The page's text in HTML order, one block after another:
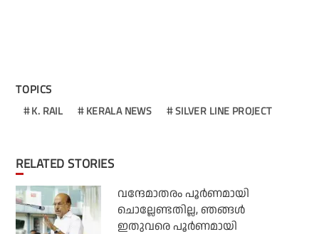
TOPICS
K. RAIL KERALA NEWS SILVER LINE PROJECT
RELATED STORIES
വന്ദേമാതരം പൂര്‍ണമായി
ചൊല്ലേണ്ടതില്ല, ഞങ്ങള്‍
ഇതുവരെ പൂര്‍ണമായി